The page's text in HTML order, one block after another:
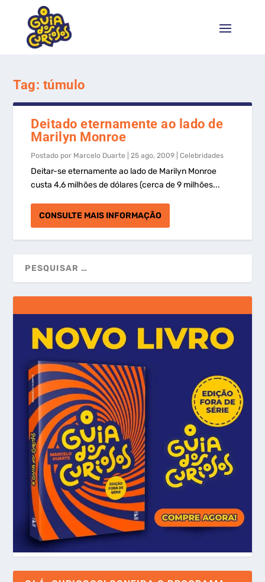
Tag: túmulo
Deitado eternamente ao lado de
Marilyn Monroe
Postado por Marcelo Duarte |25 ago, 2009 |Celebridades
Deitar-se eternamente ao lado de Marilyn Monroe
custa 4,6 milhões de dólares (cerca de 9 milhões...
CONSULTE MAIS INFORMAÇÃO